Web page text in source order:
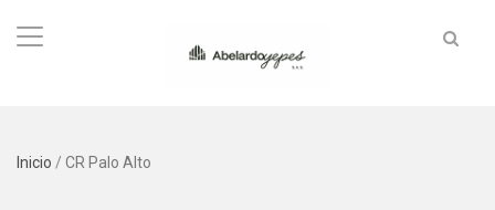
Inicio / CR Palo Alto